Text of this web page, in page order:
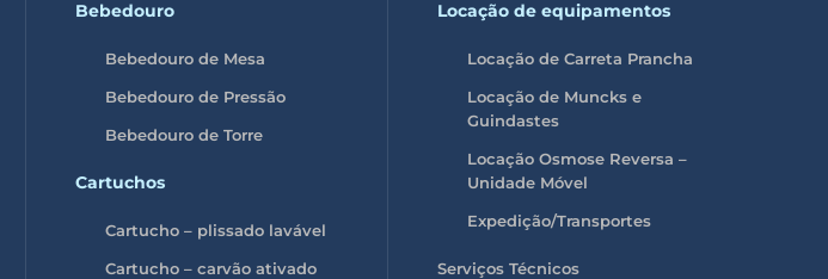
Bebedouro
Bebedouro de Mesa
Bebedouro de Pressão
Bebedouro de Torre
Cartuchos
Cartucho – plissado lavável
Cartucho – carvão ativado
Locação de equipamentos
Locação de Carreta Prancha
Locação de Muncks e
Guindastes
Locação Osmose Reversa –
Unidade Móvel
Expedição/Transportes
Serviços Técnicos